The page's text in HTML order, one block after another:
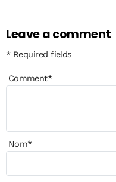
Leave a comment
* Required fields
Comment*
Nom*